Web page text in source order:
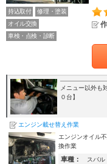
持込取付
修理・塗装
オイル交換
車検・点検・診断
メニュー以外も
０台】
エンジン載せ替え作業
エンジンオイル
換作業
車種： スバル